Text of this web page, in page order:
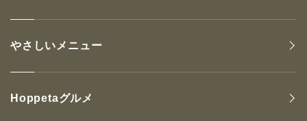
やさしいメニュー
Hoppetaグルメ